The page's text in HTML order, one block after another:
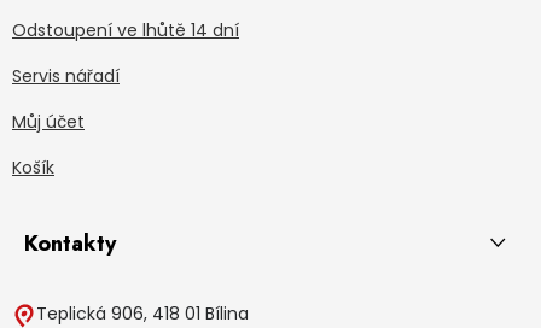
Odstoupení ve lhůtě 14 dní
Servis nářadí
Můj účet
Košík
Kontakty
Teplická 906, 418 01 Bílina